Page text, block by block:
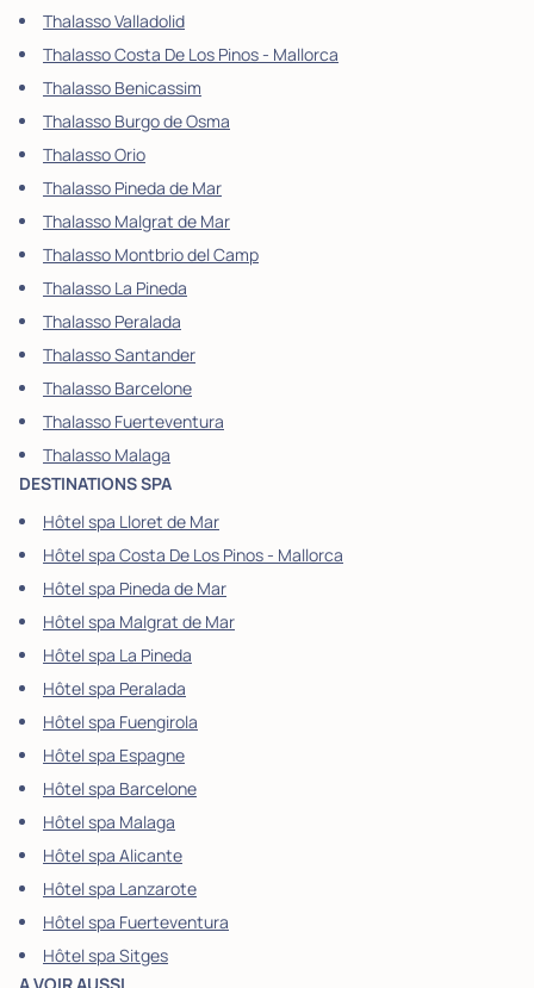
Thalasso Valladolid
Thalasso Costa De Los Pinos - Mallorca
Thalasso Benicassim
Thalasso Burgo de Osma
Thalasso Orio
Thalasso Pineda de Mar
Thalasso Malgrat de Mar
Thalasso Montbrio del Camp
Thalasso La Pineda
Thalasso Peralada
Thalasso Santander
Thalasso Barcelone
Thalasso Fuerteventura
Thalasso Malaga
DESTINATIONS SPA
Hôtel spa Lloret de Mar
Hôtel spa Costa De Los Pinos - Mallorca
Hôtel spa Pineda de Mar
Hôtel spa Malgrat de Mar
Hôtel spa La Pineda
Hôtel spa Peralada
Hôtel spa Fuengirola
Hôtel spa Espagne
Hôtel spa Barcelone
Hôtel spa Malaga
Hôtel spa Alicante
Hôtel spa Lanzarote
Hôtel spa Fuerteventura
Hôtel spa Sitges